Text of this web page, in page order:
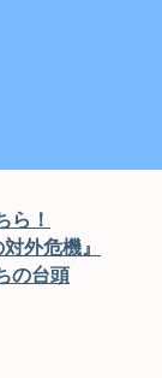
ら！
外危機』
の台頭